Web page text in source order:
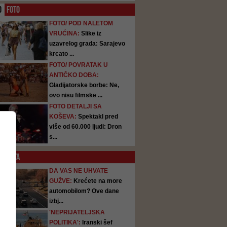
FOTO
FOTO/ POD NALETOM
VRUĆINA: Slike iz
uzavrelog grada: Sarajevo
krcato ...
FOTO/ POVRATAK U
ANTIČKO DOBA:
Gladijatorske borbe: Ne,
ovo nisu filmske ...
FOTO DETALJI SA
KOŠEVA: Spektakl pred
više od 60.000 ljudi: Dron
s...
SATA
DA VAS NE UHVATE
GUŽVE: Krećete na more
automobilom? Ove dane
izbj...
'NEPRIJATELJSKA
POLITIKA': Iranski šef